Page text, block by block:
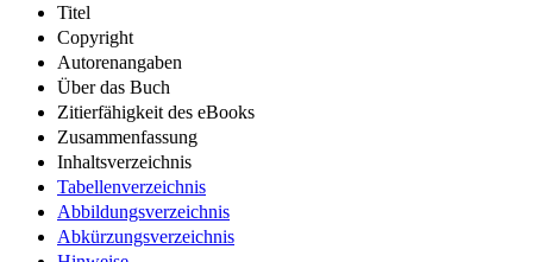
Titel
Copyright
Autorenangaben
Über das Buch
Zitierfähigkeit des eBooks
Zusammenfassung
Inhaltsverzeichnis
Tabellenverzeichnis
Abbildungsverzeichnis
Abkürzungsverzeichnis